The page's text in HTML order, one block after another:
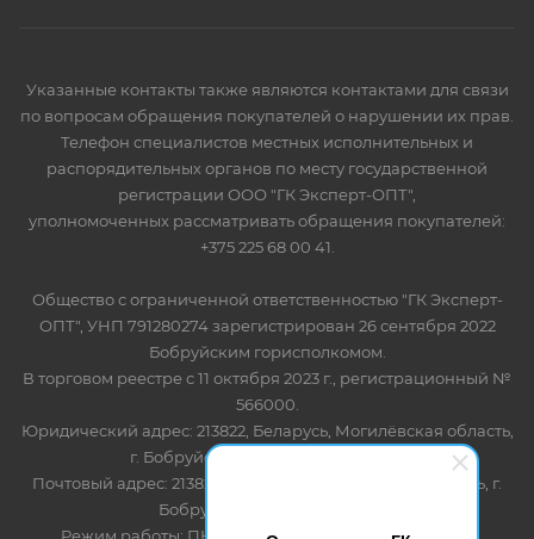
Указанные контакты также являются контактами для связи
по вопросам обращения покупателей о нарушении их прав.
Телефон специалистов местных исполнительных и
распорядительных органов по месту государственной
регистрации ООО "ГК Эксперт-ОПТ",
уполномоченных рассматривать обращения покупателей:
+375 225 68 00 41.
Общество с ограниченной ответственностью "ГК Эксперт-
ОПТ", УНП 791280274 зарегистрирован 26 сентября 2022
Бобруйским горисполкомом.
В торговом реестре с 11 октября 2023 г., регистрационный №
566000.
Юридический адрес: 213822, Беларусь, Могилёвская область,
г. Бобруйск, ул. Лынькова 85 пом 7
Почтовый адрес: 213822, Беларусь, Могилёвская область, г.
Бобруйск, ул. Лынькова, 85